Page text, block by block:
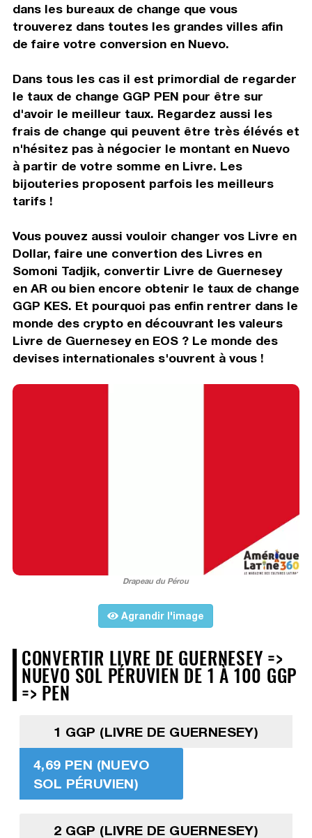
dans les bureaux de change que vous
trouverez dans toutes les grandes villes afin
de faire votre conversion en Nuevo.
Dans tous les cas il est primordial de regarder
le taux de change GGP PEN pour être sur
d'avoir le meilleur taux. Regardez aussi les
frais de change qui peuvent être très élévés et
n'hésitez pas à négocier le montant en Nuevo
à partir de votre somme en Livre. Les
bijouteries proposent parfois les meilleurs
tarifs !
Vous pouvez aussi vouloir changer vos Livre en
Dollar, faire une convertion des Livres en
Somoni Tadjik, convertir Livre de Guernesey
en AR ou bien encore obtenir le taux de change
GGP KES. Et pourquoi pas enfin rentrer dans le
monde des crypto en découvrant les valeurs
Livre de Guernesey en EOS ? Le monde des
devises internationales s'ouvrent à vous !
Drapeau du Pérou
Agrandir l'image
CONVERTIR LIVRE DE GUERNESEY =>
NUEVO SOL PÉRUVIEN DE 1 À 100 GGP
=> PEN
1 GGP (LIVRE DE GUERNESEY)
4,69 PEN (NUEVO
SOL PÉRUVIEN)
2 GGP (LIVRE DE GUERNESEY)